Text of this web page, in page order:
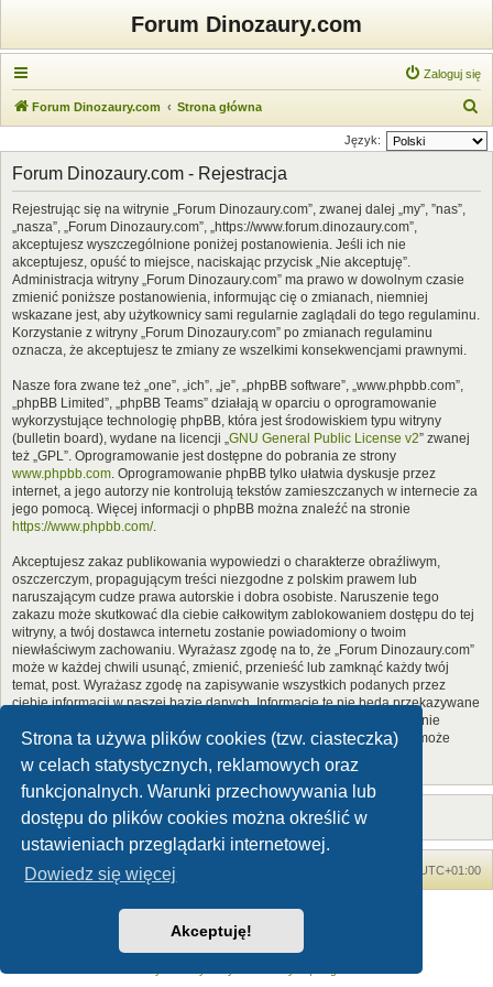
Strona ta używa plików cookies (tzw. ciasteczka)
w celach statystycznych, reklamowych oraz
funkcjonalnych. Warunki przechowywania lub
dostępu do plików cookies można określić w
ustawieniach przeglądarki internetowej.
Dowiedz się więcej
Akceptuję!
Forum Dinozaury.com
Zaloguj się
Forum Dinozaury.com Strona główna
z
Język:
Forum Dinozaury.com - Rejestracja
Rejestrując się na witrynie „Forum Dinozaury.com”, zwanej dalej „my”, ”nas”,
„nasza”, „Forum Dinozaury.com”, „https://www.forum.dinozaury.com”,
akceptujesz wyszczególnione poniżej postanowienia. Jeśli ich nie
akceptujesz, opuść to miejsce, naciskając przycisk „Nie akceptuję”.
Administracja witryny „Forum Dinozaury.com” ma prawo w dowolnym czasie
zmienić poniższe postanowienia, informując cię o zmianach, niemniej
wskazane jest, aby użytkownicy sami regularnie zaglądali do tego regulaminu.
Korzystanie z witryny „Forum Dinozaury.com” po zmianach regulaminu
oznacza, że akceptujesz te zmiany ze wszelkimi konsekwencjami prawnymi.
Nasze fora zwane też „one”, „ich”, „je”, „phpBB software”, „www.phpbb.com”,
„phpBB Limited”, „phpBB Teams” działają w oparciu o oprogramowanie
wykorzystujące technologię phpBB, która jest środowiskiem typu witryny
(bulletin board), wydane na licencji „GNU General Public License v2” zwanej
też „GPL”. Oprogramowanie jest dostępne do pobrania ze strony
www.phpbb.com. Oprogramowanie phpBB tylko ułatwia dyskusje przez
internet, a jego autorzy nie kontrolują tekstów zamieszczanych w internecie za
jego pomocą. Więcej informacji o phpBB można znaleźć na stronie
https://www.phpbb.com/.
Akceptujesz zakaz publikowania wypowiedzi o charakterze obraźliwym,
oszczerczym, propagującym treści niezgodne z polskim prawem lub
naruszającym cudze prawa autorskie i dobra osobiste. Naruszenie tego
zakazu może skutkować dla ciebie całkowitym zablokowaniem dostępu do tej
witryny, a twój dostawca internetu zostanie powiadomiony o twoim
niewłaściwym zachowaniu. Wyrażasz zgodę na to, że „Forum Dinozaury.com”
może w każdej chwili usunąć, zmienić, przenieść lub zamknąć każdy twój
temat, post. Wyrażasz zgodę na zapisywanie wszystkich podanych przez
ciebie informacji w naszej bazie danych. Informacje te nie będą przekazywane
nikomu bez twojej zgody, ale ani „Forum Dinozaury.com”, ani phpBB nie
ponosi odpowiedzialności za włamania do witryny, podczas których może
dojść do kradzieży danych.
Forum Dinozaury.com UTC+01:00
Dinozaury.com© 2006-2020
Technologię dostarczaphpBB® Forum Software © phpBB Limited
Polski pakiet językowy dostarcza